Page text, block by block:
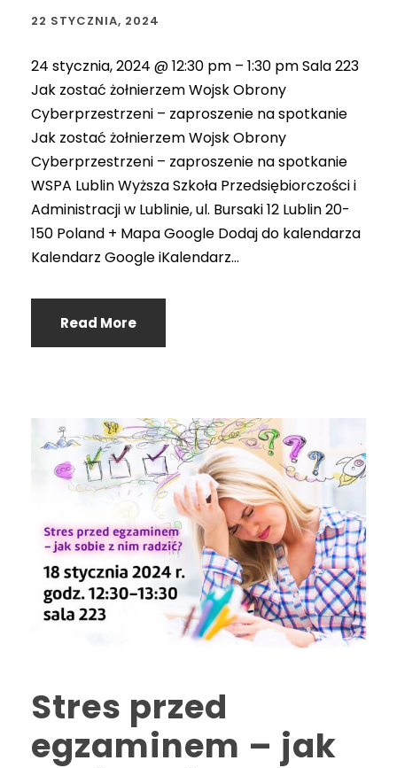
22 STYCZNIA, 2024
24 stycznia, 2024 @ 12:30 pm – 1:30 pm Sala 223
Jak zostać żołnierzem Wojsk Obrony
Cyberprzestrzeni – zaproszenie na spotkanie
Jak zostać żołnierzem Wojsk Obrony
Cyberprzestrzeni – zaproszenie na spotkanie
WSPA Lublin Wyższa Szkoła Przedsiębiorczości i
Administracji w Lublinie, ul. Bursaki 12 Lublin 20-
150 Poland + Mapa Google Dodaj do kalendarza
Kalendarz Google iKalendarz...
Read More
Stres przed
egzaminem – jak